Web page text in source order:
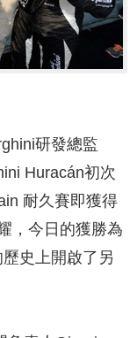
研發總監
Huracán初次
耐久賽即獲得
，今日的獲勝為
史上開啟了另